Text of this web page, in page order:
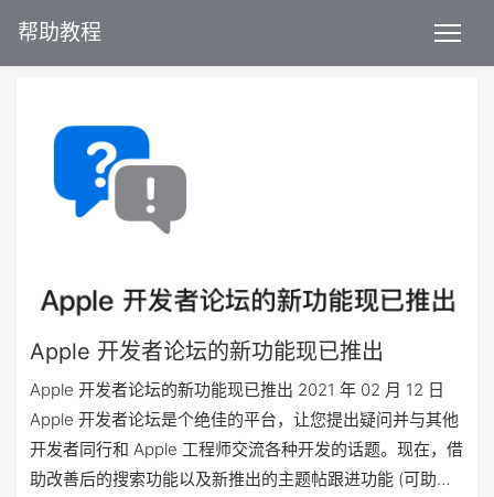
帮助教程
Apple 开发者论坛的新功能现已推出
Apple 开发者论坛的新功能现已推出 2021 年 02 月 12 日
Apple 开发者论坛是个绝佳的平台，让您提出疑问并与其他
开发者同行和 Apple 工程师交流各种开发的话题。现在，借
助改善后的搜索功能以及新推出的主题帖跟进功能 (可助您